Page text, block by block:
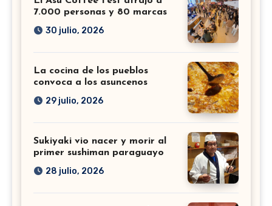
7.000 personas y 80 marcas
30 julio, 2026
La cocina de los pueblos
convoca a los asuncenos
29 julio, 2026
Sukiyaki vio nacer y morir al
primer sushiman paraguayo
28 julio, 2026